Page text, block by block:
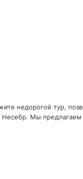
недорогой тур,
Несебр. Мы